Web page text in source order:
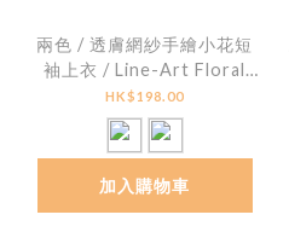
兩色 / 透膚網紗手繪小花短
袖上衣 / Line-Art Floral
Jacquard Mesh Top
HK$198.00
加入購物車